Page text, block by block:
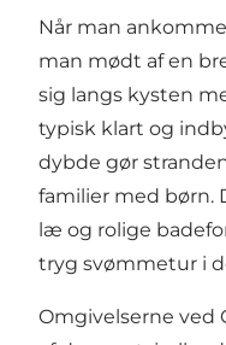
Når man
man mødt af en
sig langs kysten
typisk klart og
dybde gør
familier med børn.
læ og rolige
tryg svømmetur i
Omgivelserne ved